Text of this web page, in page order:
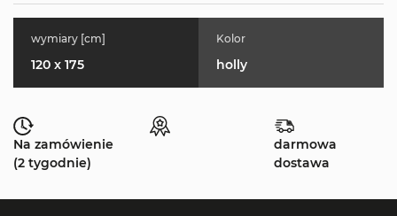
wymiary [cm]
120 x 175
Kolor
holly
Na zamówienie
(2 tygodnie)
darmowa
dostawa